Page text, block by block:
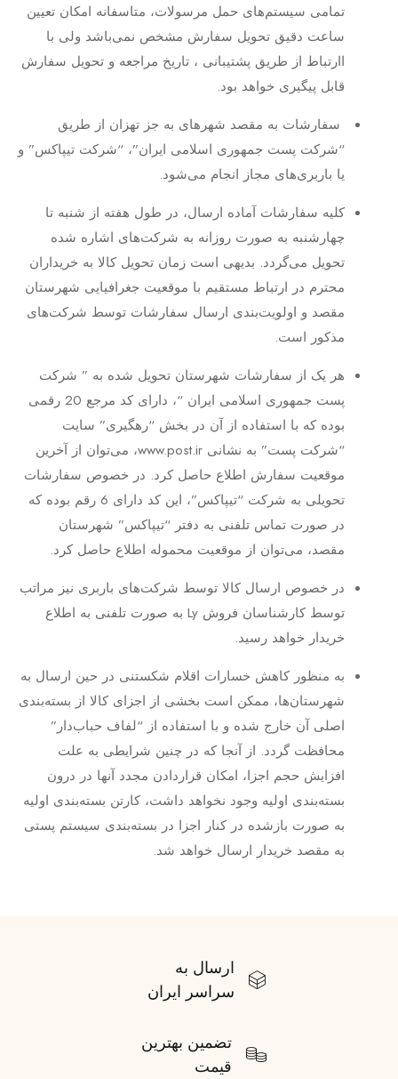
تمامی سیستم‌های حمل مرسولات،‌ متاسفانه امکان تعیین
ساعت دقیق تحویل سفارش مشخص نمی‌باشد ولی با
اارتباط از طریق پشتیبانی ، تاریخ مراجعه و تحویل سفارش
قابل پیگیری خواهد بود.
سفارشات به مقصد شهر‌های به جز تهزان از طریق
“شرکت پست جمهوری اسلامی ایران”، “شرکت تیپاکس” و
یا باربری‌های مجاز انجام می‌شود.
کلیه سفارشات آماده ارسال، در طول هفته از شنبه تا
چهارشنبه به صورت روزانه به شرکت‌های اشاره شده
تحویل می‌گردد. بدیهی است زمان تحویل کالا به خریداران
محترم در ارتباط مستقیم با موقعیت جغرافیایی شهرستان
مقصد و اولویت‌بندی ارسال سفارشات توسط شرکت‌های
مذکور است.
هر یک از سفارشات شهرستان تحویل شده به ” شرکت
پست جمهوری اسلامی ایران “، دارای کد مرجع 20 رقمی
بوده که با استفاده از آن در بخش “رهگیری” سایت
“شرکت پست” به نشانی www.post.ir، می‌توان از آخرین
موقعیت سفارش اطلاع حاصل کرد. در خصوص سفارشات
تحویلی به شرکت “تیپاکس”، این کد دارای 6 رقم بوده که
در صورت تماس تلفنی به دفتر “تیپاکس” شهرستان
مقصد، می‌توان از موقعیت محموله اطلاع حاصل کرد.
در خصوص ارسال کالا توسط شرکت‌های باربری نیز مراتب
توسط کارشناسان فروش Ly به صورت تلفنی به اطلاع
خریدار خواهد رسید.
به منظور کاهش خسارات اقلام شکستنی در حین ارسال به
شهرستان‌ها، ممکن است بخشی از اجزای کالا از بسته‌بندی
اصلی آن خارج شده و با استفاده از “لفاف حباب‌دار”
محافظت گردد. از آنجا که در چنین شرایطی به علت
افزایش حجم اجزا، امکان قراردادن مجدد آنها در درون
بسته‌بندی اولیه وجود نخواهد داشت،‌ کارتن بسته‌بندی اولیه
به صورت بازشده در کنار اجزا در بسته‌بندی سیستم پستی
به مقصد خریدار ارسال خواهد شد.
ارسال به
سراسر ایران
تضمین بهترین
قیمت